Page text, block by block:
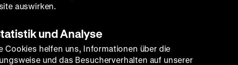
auswirken.
und Analyse
Cookies helfen uns, Informationen über die
und das Besucherverhalten auf unserer